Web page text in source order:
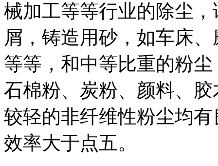
械加工等等行业的除尘
屑，铸造用砂，如车床
等等，和中等比重的粉
石棉粉、炭粉、颜料、
较轻的非纤维性粉尘均
效率大于点五。